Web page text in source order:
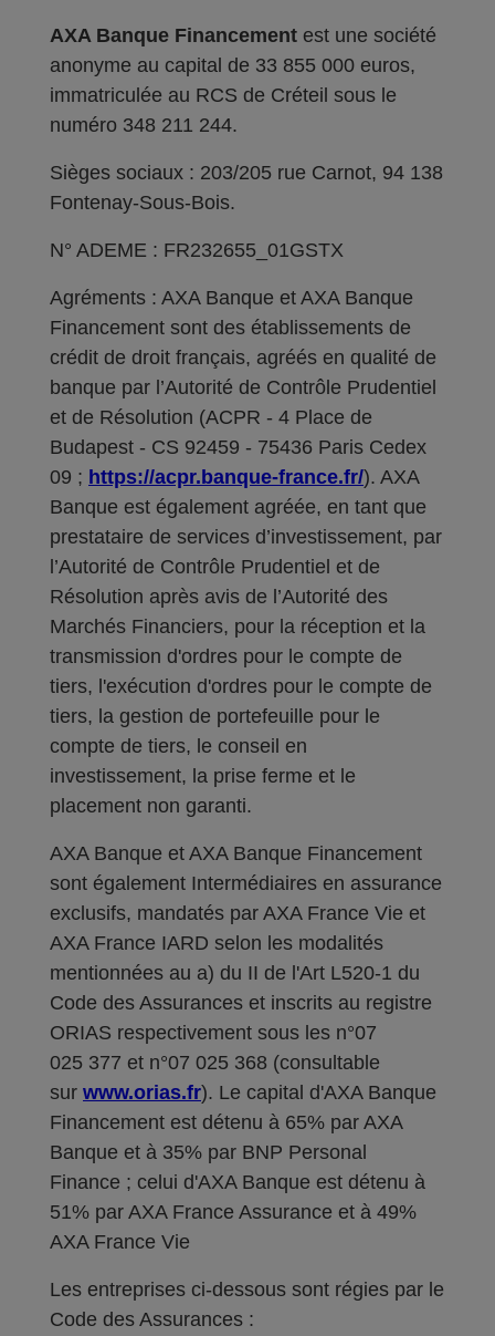
AXA Banque Financement est une société
anonyme au capital de 33 855 000 euros,
immatriculée au RCS de Créteil sous le
numéro 348 211 244.
Sièges sociaux : 203/205 rue Carnot, 94 138
Fontenay-Sous-Bois.
N° ADEME : FR232655_01GSTX
Agréments : AXA Banque et AXA Banque
Financement sont des établissements de
crédit de droit français, agréés en qualité de
banque par l’Autorité de Contrôle Prudentiel
et de Résolution (ACPR - 4 Place de
Budapest - CS 92459 - 75436 Paris Cedex
09 ; https://acpr.banque-france.fr/). AXA
Banque est également agréée, en tant que
prestataire de services d’investissement, par
l’Autorité de Contrôle Prudentiel et de
Résolution après avis de l’Autorité des
Marchés Financiers, pour la réception et la
transmission d'ordres pour le compte de
tiers, l'exécution d'ordres pour le compte de
tiers, la gestion de portefeuille pour le
compte de tiers, le conseil en
investissement, la prise ferme et le
placement non garanti.
AXA Banque et AXA Banque Financement
sont également Intermédiaires en assurance
exclusifs, mandatés par AXA France Vie et
AXA France IARD selon les modalités
mentionnées au a) du II de l'Art L520-1 du
Code des Assurances et inscrits au registre
ORIAS respectivement sous les n°07
025 377 et n°07 025 368 (consultable
sur www.orias.fr). Le capital d'AXA Banque
Financement est détenu à 65% par AXA
Banque et à 35% par BNP Personal
Finance ; celui d'AXA Banque est détenu à
51% par AXA France Assurance et à 49%
AXA France Vie
Les entreprises ci-dessous sont régies par le
Code des Assurances :